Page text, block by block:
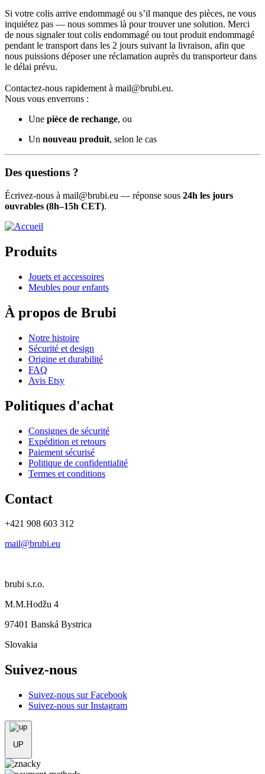
Si votre colis arrive endommagé ou s’il manque des pièces, ne vous
inquiétez pas — nous sommes là pour trouver une solution. Merci
de nous signaler tout colis endommagé ou tout produit endommagé
pendant le transport dans les 2 jours suivant la livraison, afin que
nous puissions déposer une réclamation auprès du transporteur dans
le délai prévu.
Contactez-nous rapidement à mail@brubi.eu.
Nous vous enverrons :
Une pièce de rechange, ou
Un nouveau produit, selon le cas
Des questions ?
Écrivez-nous à mail@brubi.eu — réponse sous 24h les jours
ouvrables (8h–15h CET).
Produits
Jouets et accessoires
Meubles pour enfants
À propos de Brubi
Notre histoire
Sécurité et design
Origine et durabilité
FAQ
Avis Etsy
Politiques d'achat
Consignes de sécurité
Expédition et retours
Paiement sécurisé
Politique de confidentialité
Termes et conditions
Contact
+421 908 603 312
mail@brubi.eu
brubi s.r.o.
M.M.Hodžu 4
97401 Banská Bystrica
Slovakia
Suivez-nous
Suivez-nous sur Facebook
Suivez-nous sur Instagram
UP